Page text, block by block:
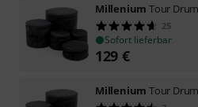
Millenium Tour
25
Sofort lieferbar
129 €
Millenium Tour